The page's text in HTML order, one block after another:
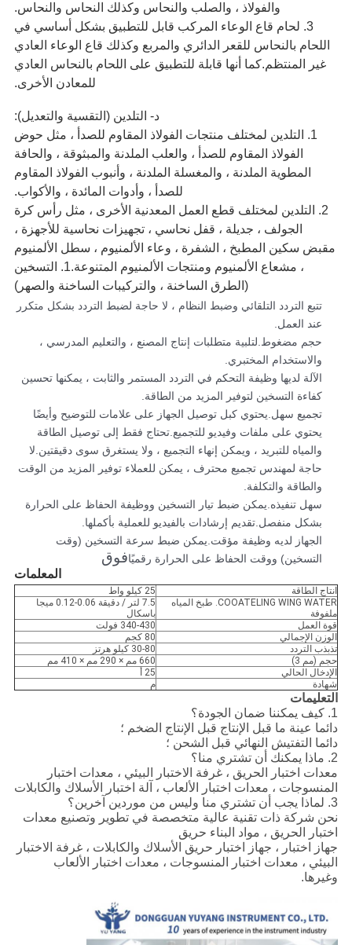
والفولاذ ، والصلب والنحاس وكذلك النحاس والنحاس.
3. لحام قاع الوعاء المركب قابل للتطبيق بشكل أساسي في
اللحام بالنحاس للقعر الدائري والمربع وكذلك قاع الوعاء العادي
غير المنتظم.كما أنها قابلة للتطبيق على اللحام بالنحاس العادي
للمعادن الأخرى.
د- التلدين (التقسية والتعديل):
1. التلدين لمختلف منتجات الفولاذ المقاوم للصدأ ، مثل حوض
الفولاذ المقاوم للصدأ ، والعلب الملدنة والمبثوقة ، والحافة
المطوية الملدنة ، والمغسلة الملدنة ، وأنبوب الفولاذ المقاوم
للصدأ ، وأدوات المائدة ، والأكواب.
2. التلدين لمختلف قطع العمل المعدنية الأخرى ، مثل رأس كرة
الجولف ، جديلة ، قفل نحاسي ، تجهيزات نحاسية للأجهزة ،
مقبض سكين المطبخ ، الشفرة ، وعاء الألمنيوم ، سطل الألمنيوم
، مشعاع الألمنيوم ومنتجات الألمنيوم المتنوعة.1. التسخين
(الطرق الساخنة ، والتركيبات الساخنة والصهر)
تتبع التردد التلقائي وضبط النظام ، لا حاجة لضبط التردد بشكل متكرر
عند العمل.
حجم مضغوط.لتلبية متطلبات إنتاج المصنع ، والتعليم المدرسي ،
والاستخدام المختبري.
الآلة لديها وظيفة التحكم في التردد المستمر والثابت ، يمكنها تحسين
كفاءة التسخين لتوفير المزيد من الطاقة.
تجميع سهل.يحتوي كبل توصيل الجهاز على علامات للتوضيح وأيضًا
يحتوي على ملفات وفيديو للتجميع.تحتاج فقط إلى توصيل الطاقة
والمياه للتبريد ، ويمكن إنهاء التجميع ، ولا يستغرق سوى دقيقتين.لا
حاجة لمهندس تجميع محترف ، يمكن للعملاء توفير المزيد من الوقت
والطاقة والتكلفة.
سهل تنفيذه.يمكن ضبط تيار التسخين ووظيفة الحفاظ على الحرارة
بشكل منفصل.تقديم إرشادات بالفيديو للعملية بأكملها.
الجهاز لديه وظيفة مؤقت.يمكن ضبط سرعة التسخين (وقت
التسخين) ووقت الحفاظ على الحرارة رقميًافوق
المعلمات
انتاج الطاقة
25 كيلو واط
COOATELING WING WATER. طبخ المياه
ملفوفة
7.5 لتر / دقيقة 0.06-0.12 ميجا
باسكال
قوة العمل
340-430 فولت
الوزن الإجمالي
80 كجم
تذبذب التردد
30-80 كيلو هرتز
حجم (مم 3)
660 مم × 290 مم × 410 مم
الإدخال الحالي
25 أ
شهادة
م
التعليمات
1. كيف يمكننا ضمان الجودة؟
دائما عينة ما قبل الإنتاج قبل الإنتاج الضخم ؛
دائما التفتيش النهائي قبل الشحن ؛
2. ماذا يمكنك أن تشتري منا؟
معدات اختبار الحريق ، غرفة الاختبار البيئي ، معدات اختبار
المنسوجات ، معدات اختبار الألعاب ، آلة اختبار الأسلاك والكابلات
3. لماذا يجب أن تشتري منا وليس من موردين آخرين؟
نحن شركة ذات تقنية عالية متخصصة في تطوير وتصنيع معدات
اختبار الحريق ، مواد البناء حريق
جهاز اختبار ، جهاز اختبار حريق الأسلاك والكابلات ، غرفة الاختبار
البيئي ، معدات اختبار المنسوجات ، معدات اختبار الألعاب
وغيرها.